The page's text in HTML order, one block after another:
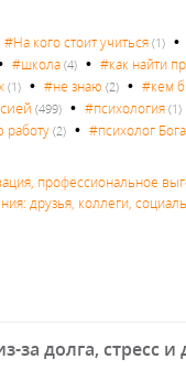
#На кого стоит учиться (1)
#школа (4) •#как найти
(1) •#не знаю (2) •#кем
(499) •#психология (1)
работу(2) •#психолог
профессиональное
друзья, коллеги,
долга, стресс и